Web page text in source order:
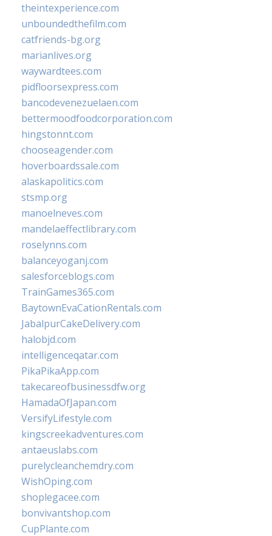
theintexperience.com
unboundedthefilm.com
catfriends-bg.org
marianlives.org
waywardtees.com
pidfloorsexpress.com
bancodevenezuelaen.com
bettermoodfoodcorporation.com
hingstonnt.com
chooseagender.com
hoverboardssale.com
alaskapolitics.com
stsmp.org
manoelneves.com
mandelaeffectlibrary.com
roselynns.com
balanceyoganj.com
salesforceblogs.com
TrainGames365.com
BaytownEvaCationRentals.com
JabalpurCakeDelivery.com
halobjd.com
intelligenceqatar.com
PikaPikaApp.com
takecareofbusinessdfw.org
HamadaOfJapan.com
VersifyLifestyle.com
kingscreekadventures.com
antaeuslabs.com
purelycleanchemdry.com
WishOping.com
shoplegacee.com
bonvivantshop.com
CupPlante.com